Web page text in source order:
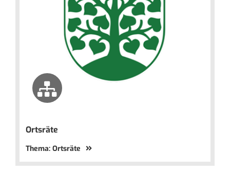
Ortsräte
Thema: Ortsräte